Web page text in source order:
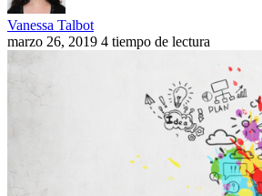
Vanessa Talbot
marzo 26, 2019 4 tiempo de lectura